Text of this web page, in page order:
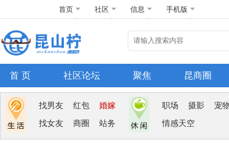
首页 社区 信息 手机版
首 页 社区论坛 聚焦 昆商圈
找男友 红包 婚嫁
找女友 商圈 站务
职场 摄影 宠
情感天空